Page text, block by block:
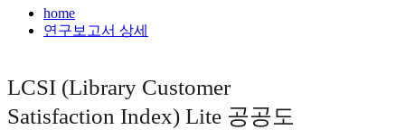
home
연구보고서 상세
LCSI (Library Customer
Satisfaction Index) Lite 공공도